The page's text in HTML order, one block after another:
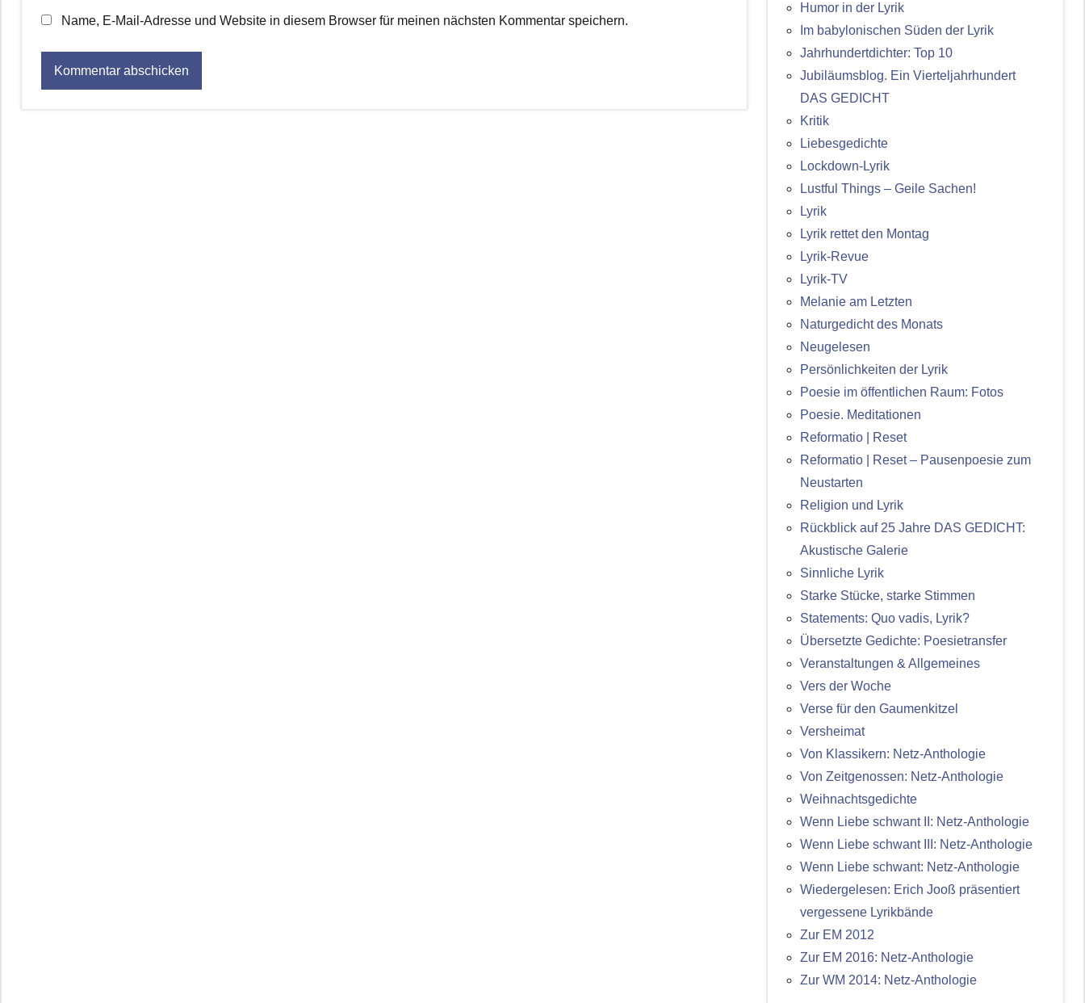
Name, E-Mail-Adresse und Website in diesem Browser für meinen nächsten Kommentar speichern.
Humor in der Lyrik
Im babylonischen Süden der Lyrik
Jahrhundertdichter: Top 10
Jubiläumsblog. Ein Vierteljahrhundert
DAS GEDICHT
Kritik
Liebesgedichte
Lockdown-Lyrik
Lustful Things – Geile Sachen!
Lyrik
Lyrik rettet den Montag
Lyrik-Revue
Lyrik-TV
Melanie am Letzten
Naturgedicht des Monats
Neugelesen
Persönlichkeiten der Lyrik
Poesie im öffentlichen Raum: Fotos
Poesie. Meditationen
Reformatio | Reset
Reformatio | Reset – Pausenpoesie zum
Neustarten
Religion und Lyrik
Rückblick auf 25 Jahre DAS GEDICHT:
Akustische Galerie
Sinnliche Lyrik
Starke Stücke, starke Stimmen
Statements: Quo vadis, Lyrik?
Übersetzte Gedichte: Poesietransfer
Veranstaltungen & Allgemeines
Vers der Woche
Verse für den Gaumenkitzel
Versheimat
Von Klassikern: Netz-Anthologie
Von Zeitgenossen: Netz-Anthologie
Weihnachtsgedichte
Wenn Liebe schwant II: Netz-Anthologie
Wenn Liebe schwant III: Netz-Anthologie
Wenn Liebe schwant: Netz-Anthologie
Wiedergelesen: Erich Jooß präsentiert
vergessene Lyrikbände
Zur EM 2012
Zur EM 2016: Netz-Anthologie
Zur WM 2014: Netz-Anthologie